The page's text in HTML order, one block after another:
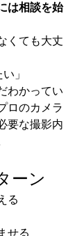
は相談を始
くても大丈
」
わかってい
ロのカメラ
要な撮影内
ーン
る
せる